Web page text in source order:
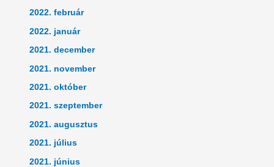
2022. február
2022. január
2021. december
2021. november
2021. október
2021. szeptember
2021. augusztus
2021. július
2021. június